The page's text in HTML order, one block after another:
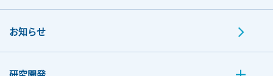
お知らせ